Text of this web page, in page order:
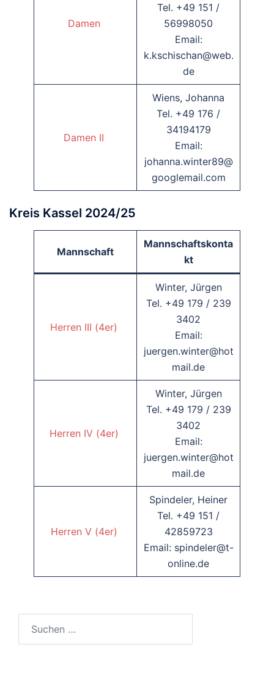
Damen
Tel. +49 151 /
56998050
Email:
k.kschischan@web.
de
Damen II
Wiens, Johanna
Tel. +49 176 /
34194179
Email:
johanna.winter89@
googlemail.com
Kreis Kassel 2024/25
Mannschaft
Mannschaftskonta
kt
Herren III (4er)
Winter, Jürgen
Tel. +49 179 / 239
3402
Email:
juergen.winter@hot
mail.de
Herren IV (4er)
Winter, Jürgen
Tel. +49 179 / 239
3402
Email:
juergen.winter@hot
mail.de
Herren V (4er)
Spindeler, Heiner
Tel. +49 151 /
42859723
Email: spindeler@t-
online.de
nach: